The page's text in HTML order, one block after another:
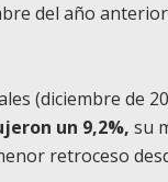
del año
(diciembre de
un 9,2%, su
retroceso